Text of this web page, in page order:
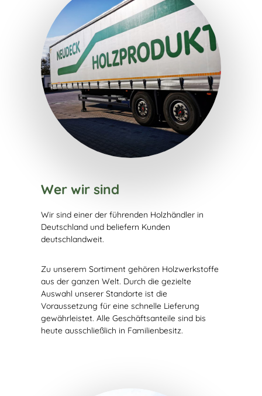
Wer wir sind
Wir sind einer der führenden Holzhändler in
Deutschland und beliefern Kunden
deutschlandweit.
Zu unserem Sortiment gehören Holzwerkstoffe
aus der ganzen Welt. Durch die gezielte
Auswahl unserer Standorte ist die
Voraussetzung für eine schnelle Lieferung
gewährleistet. Alle Geschäftsanteile sind bis
heute ausschließlich in Familienbesitz.